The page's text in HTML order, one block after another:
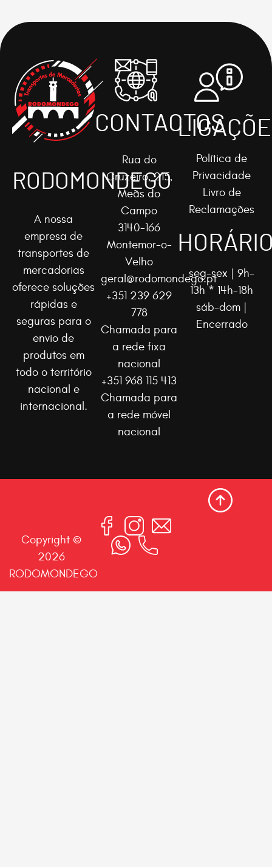
RODOMONDEGO
A nossa
empresa de
transportes de
mercadorias
oferece soluções
rápidas e
seguras para o
envio de
produtos em
todo o território
nacional e
internacional.
CONTACTOS
Rua do
Cruzeiro, 215,
Meãs do
Campo
3140-166
Montemor-o-
Velho
geral@rodomondego.pt
+351 239 629
778
Chamada para
a rede fixa
nacional
+351 968 115 413
Chamada para
a rede móvel
nacional
Política de
Privacidade
Livro de
Reclamações
seg-sex | 9h-
13h * 14h-18h
sáb-dom |
Encerrado
Copyright ©
2026
RODOMONDEGO